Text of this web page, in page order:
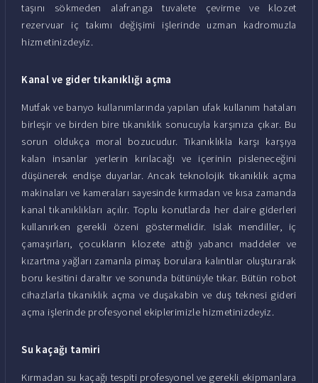
taşını sökmeden alafranga tuvalete çevirme ve klozet
rezervuar iç takımı değişimi işlerinde uzman kadromuzla
hizmetinizdeyiz.
Kanal ve gider tıkanıklığı açma
Mutfak ve banyo kullanımlarında yapılan ufak kullanım hataları
birleşir ve birden bire tıkanıklık sonucuyla karşınıza çıkar. Bu
sorun oldukça moral bozucudur. Tıkanıklıkla karşı karşıya
kalan insanlar yerlerin kırılacağı ve içerinin pisleneceğini
düşünerek endişe duyarlar. Ancak teknolojik tıkanıklık açma
makinaları ve kameraları sayesinde kırmadan ve kısa zamanda
kanal tıkanıklıkları açılır. Toplu konutlarda her daire giderleri
kullanırken gerekli özeni göstermelidir. Islak mendiller, iç
çamaşırları, çocukların klozete attığı yabancı maddeler ve
kızartma yağları zamanla pimaş borulara kalıntılar oluşturarak
boru kesitini daraltır ve sonunda bütünüyle tıkar. Bütün robot
cihazlarla tıkanıklık açma ve duşakabin ve duş teknesi gideri
açma işlerinde profesyonel ekiplerimizle hizmetinizdeyiz.
Su kaçağı tamiri
Kırmadan su kaçağı tespiti profesyonel ve gerekli ekipmanlara